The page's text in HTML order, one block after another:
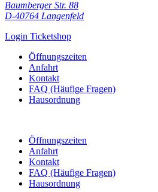
Baumberger Str. 88
D-40764 Langenfeld
Login Ticketshop
Öffnungszeiten
Anfahrt
Kontakt
FAQ (Häufige Fragen)
Hausordnung
Öffnungszeiten
Anfahrt
Kontakt
FAQ (Häufige Fragen)
Hausordnung